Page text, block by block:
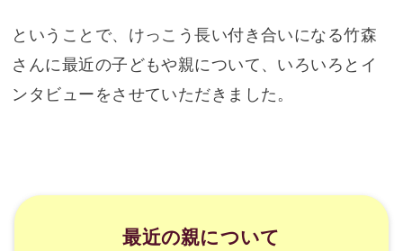
ということで、けっこう長い付き合いになる竹森
さんに最近の子どもや親について、いろいろとイ
ンタビューをさせていただきました。
最近の親について